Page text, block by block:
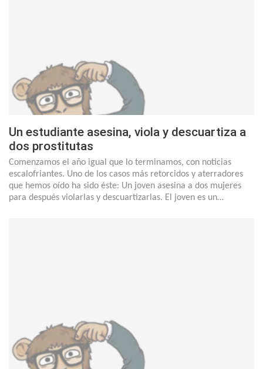
Un estudiante asesina, viola y descuartiza a
dos prostitutas
Comenzamos el año igual que lo terminamos, con noticias
escalofriantes. Uno de los casos más retorcidos y aterradores
que hemos oído ha sido éste: Un joven asesina a dos mujeres
para después violarlas y descuartizarlas. El joven es un…